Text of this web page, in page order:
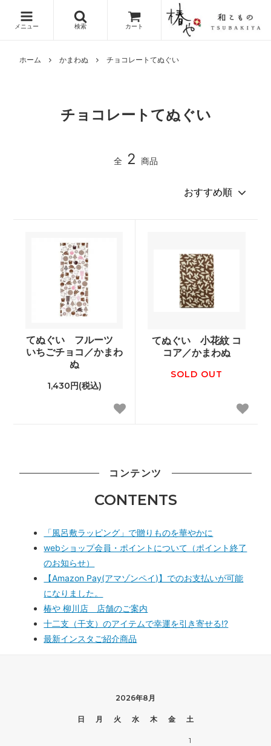
メニュー 検索 カート
ホーム かまわぬ チョコレートてぬぐい
チョコレートてぬぐい
全 2 商品
てぬぐい フルーツ
いちごチョコ／かまわ
ぬ
1,430円(税込)
てぬぐい 小花紋 コ
コア／かまわぬ
SOLD OUT
コンテンツ
CONTENTS
「風呂敷ラッピング」で贈りものを華やかに
webショップ会員・ポイントについて（ポイント終了
のお知らせ）
【Amazon Pay(アマゾンペイ)】でのお支払いが可能
になりました。
椿や 柳川店 店舗のご案内
十二支（干支）のアイテムで幸運を引き寄せる!?
最新インスタご紹介商品
2026年8月
日 月 火 水 木 金 土
1